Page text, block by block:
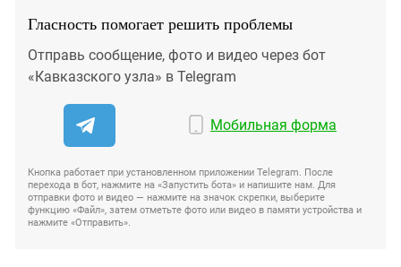
Гласность помогает решить проблемы
Отправь сообщение, фото и видео через бот
«Кавказского узла» в Telegram
Мобильная форма
Кнопка работает при установленном приложении Telegram. После
перехода в бот, нажмите на «Запустить бота» и напишите нам. Для
отправки фото и видео — нажмите на значок скрепки, выберите
функцию «Файл», затем отметьте фото или видео в памяти устройства и
нажмите «Отправить».